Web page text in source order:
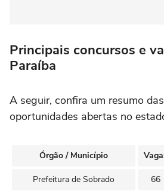
Principais concursos e
Paraíba
A seguir, confira um resumo
oportunidades abertas no
Órgão / Município
Prefeitura de Sobrado 66